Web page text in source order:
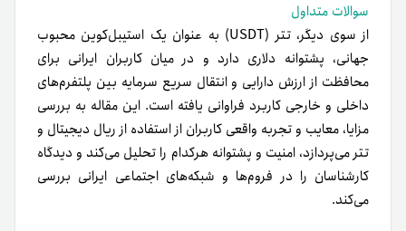
سوالات متداول
از سوی دیگر، تتر (USDT) به عنوان یک استیبل‌کوین محبوب
جهانی، پشتوانه دلاری دارد و در میان کاربران ایرانی برای
محافظت از ارزش دارایی و انتقال سریع سرمایه بین پلتفرم‌های
داخلی و خارجی کاربرد فراوانی یافته است. این مقاله به بررسی
مزایا، معایب و تجربه واقعی کاربران از استفاده از ریال دیجیتال و
تتر می‌پردازد، امنیت و پشتوانه هرکدام را تحلیل می‌کند و دیدگاه
کارشناسان را در فروم‌ها و شبکه‌های اجتماعی ایرانی بررسی
می‌کند.